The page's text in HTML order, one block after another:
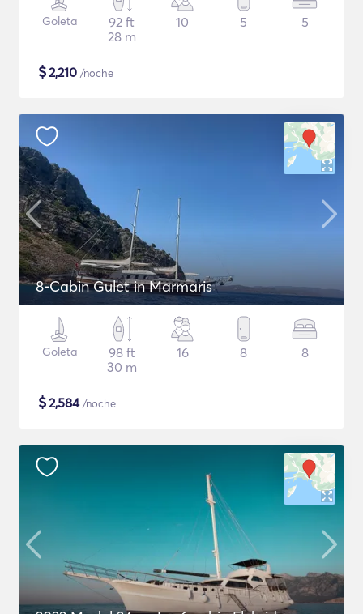
Goleta
92 ft
28 m
10 5 5
$2,210 /noche
8-Cabin Gulet in Marmaris
Goleta
98 ft
30 m
16 8 8
$2,584/noche